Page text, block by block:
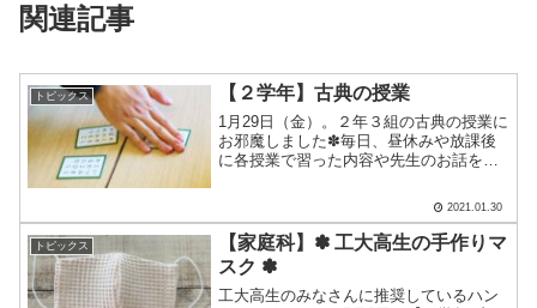
関連記事
トピックス 【２学年】古典の授業
1月29日（金）。２年３組の古典の授業に
お邪魔しました✽毎日、昼休みや放課後
に各授業で習った内容や先生のお話をす
古典の授業が楽しみ！」と何人もの生徒
が言っていました。その理由は... 競技
かるた！ 習った.....
2021.01.30
トピックス
【家庭科】✽ 工大高生の手作りマ
スク ✽
工大高生のみなさんに推奨しているハン